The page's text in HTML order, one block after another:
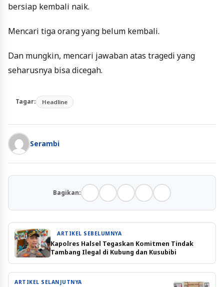
bersiap kembali naik.
Mencari tiga orang yang belum kembali.
Dan mungkin, mencari jawaban atas tragedi yang
seharusnya bisa dicegah.
Tagar: Headline
Serambi
Bagikan:
ARTIKEL SEBELUMNYA
Kapolres Halsel Tegaskan Komitmen Tindak
Tambang Ilegal di Kubung dan Kusubibi
ARTIKEL SELANJUTNYA